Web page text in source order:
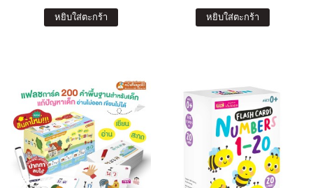
หยิบใส่ตะกร้า หยิบใส่ตะกร้า